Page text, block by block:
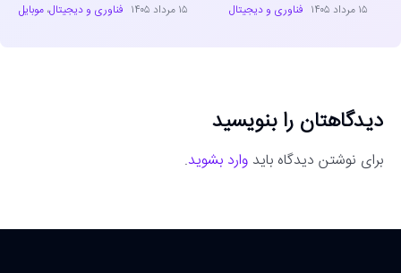
۱۵ مرداد ۱۴۰۵ فناوری و دیجیتال ۱۵ مرداد ۱۴۰۵ فناوری و دیجیتال،موبایل
دیدگاهتان را بنویسید
برای نوشتن دیدگاه باید وارد بشوید.